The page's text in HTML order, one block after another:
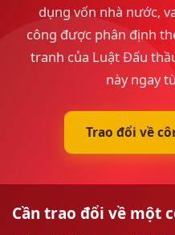
dụng vốn nhà nước,
công được phân định
tranh của Luật Đấu
này ngay
Trao đổi về
Cần trao đổi về một